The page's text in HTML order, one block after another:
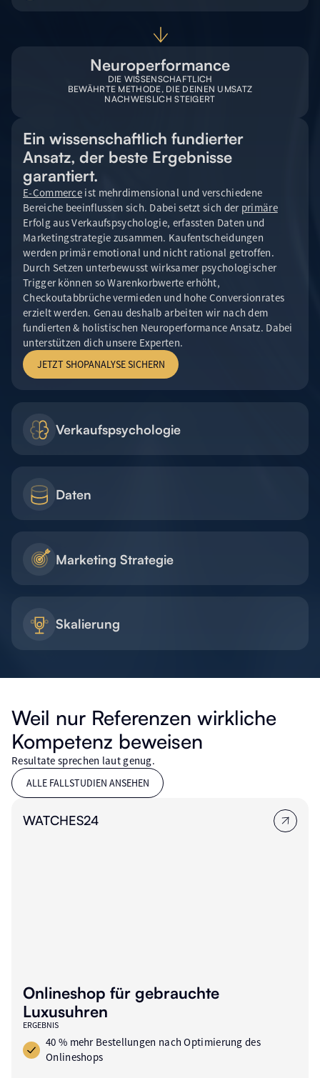
Neuroperformance
DIE WISSENSCHAFTLICH
BEWÄHRTE METHODE, DIE DEINEN UMSATZ
NACHWEISLICH STEIGERT
Ein wissenschaftlich fundierter
Ansatz, der beste Ergebnisse
garantiert.
E-Commerce ist mehrdimensional und verschiedene
Bereiche beeinflussen sich. Dabei setzt sich der primäre
Erfolg aus Verkaufspsychologie, erfassten Daten und
Marketingstrategie zusammen. Kaufentscheidungen
werden primär emotional und nicht rational getroffen.
Durch Setzen unterbewusst wirksamer psychologischer
Trigger können so Warenkorbwerte erhöht,
Checkoutabbrüche vermieden und hohe Conversionrates
erzielt werden. Genau deshalb arbeiten wir nach dem
fundierten & holistischen Neuroperformance Ansatz. Dabei
unterstützen dich unsere Experten.
JETZT SHOPANALYSE SICHERN
Verkaufspsychologie
Daten
Marketing Strategie
Skalierung
Weil nur Referenzen wirkliche
Kompetenz beweisen
Resultate sprechen laut genug.
ALLE FALLSTUDIEN ANSEHEN
WATCHES24
Onlineshop für gebrauchte
Luxusuhren
ERGEBNIS
40 % mehr Bestellungen nach Optimierung des
Onlineshops